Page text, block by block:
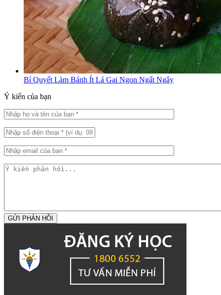
Bí Quyết Làm Bánh Ít Lá Gai Ngon Ngất Ngây
Ý kiến của bạn
GỬI PHẢN HỒI